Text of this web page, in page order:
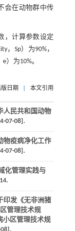
会在动物群中传
，计算参数设定
，Sp）为90%，
）为10%。
版日期 本文引用
人民共和国动物
-07-08].
物疫病净化工作
-07-08].
化管理实践与
印发《无非洲猪
管理技术规
小区管理技术规